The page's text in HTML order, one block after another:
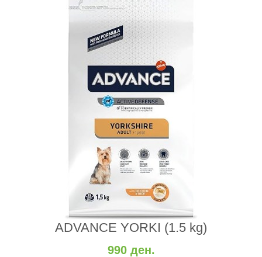
ADVANCE YORKI (1.5 kg)
990 ден.